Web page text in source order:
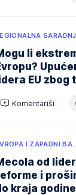
li
EU zbog
Komentariši
I ZAPADNI
od
i
kraja